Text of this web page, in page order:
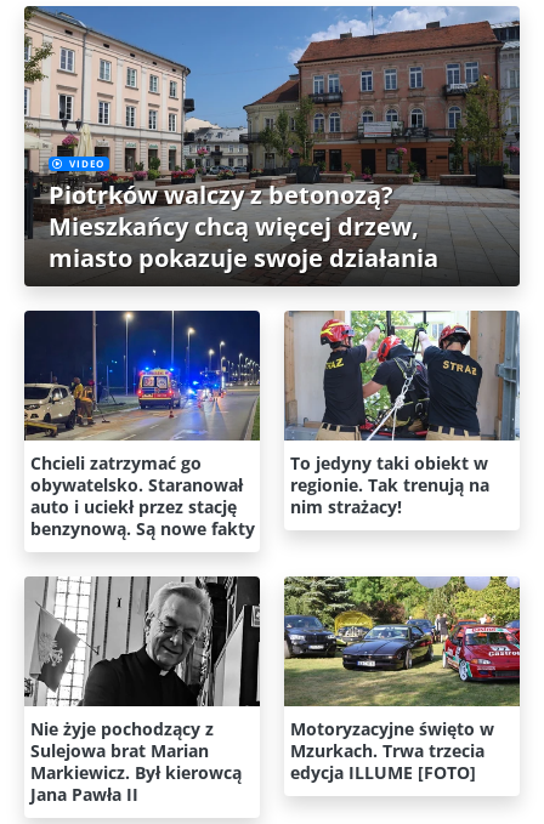
VIDEO
Piotrków walczy z betonozą?
Mieszkańcy chcą więcej drzew,
miasto pokazuje swoje działania
Chcieli zatrzymać go
obywatelsko. Staranował
auto i uciekł przez stację
benzynową. Są nowe fakty
To jedyny taki obiekt w
regionie. Tak trenują na
nim strażacy!
Nie żyje pochodzący z
Sulejowa brat Marian
Markiewicz. Był kierowcą
Jana Pawła II
Motoryzacyjne święto w
Mzurkach. Trwa trzecia
edycja ILLUME [FOTO]